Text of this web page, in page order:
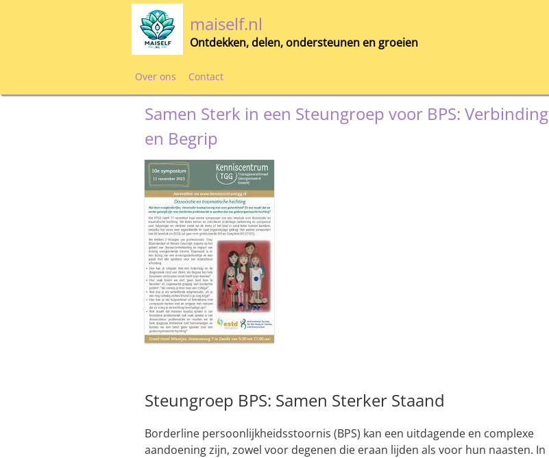
maiself.nl
Ontdekken, delen, ondersteunen en groeien
Over ons Contact
Samen Sterk in een Steungroep voor BPS: Verbinding
en Begrip
Steungroep BPS: Samen Sterker Staand
Borderline persoonlijkheidsstoornis (BPS) kan een uitdagende en complexe
aandoening zijn, zowel voor degenen die eraan lijden als voor hun naasten. In